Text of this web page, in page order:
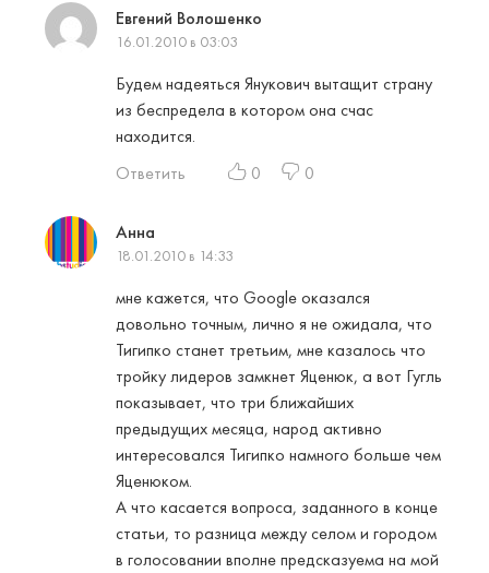
Евгений Волошенко
16.01.2010 в 03:03
Будем надеяться Янукович вытащит страну
из беспредела в котором она счас
находится.
Ответить
0 0
Анна
18.01.2010 в 14:33
мне кажется, что Google оказался
довольно точным, лично я не ожидала, что
Тигипко станет третьим, мне казалось что
тройку лидеров замкнет Яценюк, а вот Гугль
показывает, что три ближайших
предыдущих месяца, народ активно
интересовался Тигипко намного больше чем
Яценюком.
А что касается вопроса, заданного в конце
статьи, то разница между селом и городом
в голосовании вполне предсказуема на мой